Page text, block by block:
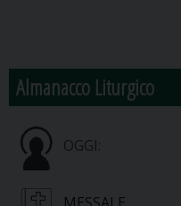
Almanacco Liturgico
OGGI: